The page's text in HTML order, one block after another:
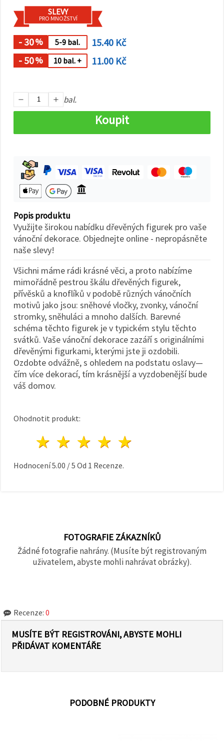
uvést své
preference v
Nastavení
výběrem
daného
cookies a
kliknutím
na tlačítko
Přijmout
Nastavení
SLEVY
PRO MNOŽSTVÍ
- 30% 5-9 bal.
15.40 Kč
- 50% 10 bal. + 11.00 Kč
bal.
Koupit
Popis produktu
Využijte širokou nabídku dřevěných figurek pro vaše
vánoční dekorace. Objednejte online - nepropásněte
naše slevy!
Všichni máme rádi krásné věci, a proto nabízíme
mimořádně pestrou škálu dřevěných figurek,
přívěsků a knoflíků v podobě různých vánočních
motivů jako jsou: sněhové vločky, zvonky, vánoční
stromky, sněhuláci a mnoho dalších. Barevné
schéma těchto figurek je v typickém stylu těchto
svátků. Vaše vánoční dekorace zazáří s originálními
dřevěnými figurkami, kterými jste ji ozdobili.
Ozdobte odvážně, s ohledem na podstatu oslavy—
čím více dekorací, tím krásnější a vyzdobenější bude
váš domov.
Ohodnotit produkt:
4 hvězdy
3 hvězdy
2 hvězdy
1 hvězda
Hodnocení5.00 /5 Od 1 Recenze.
FOTOGRAFIE ZÁKAZNÍKŮ
Žádné fotografie nahrány. (Musíte být registrovaným
uživatelem, abyste mohli nahrávat obrázky).
Recenze: 0
MUSÍTE BÝT REGISTROVÁNI, ABYSTE MOHLI
PŘIDÁVAT KOMENTÁŘE
PODOBNÉ PRODUKTY